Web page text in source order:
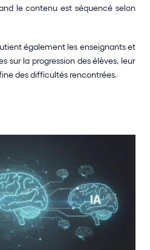
le contenu est séquencé selon
également les enseignants et
sur la progression des élèves, leur
des difficultés rencontrées.